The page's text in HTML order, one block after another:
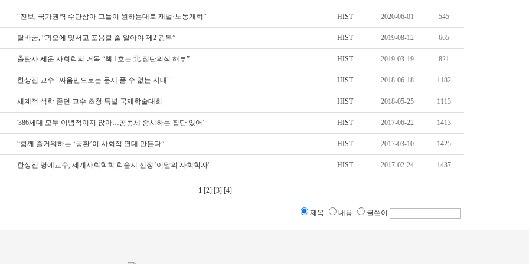
“진보, 국가권력 수단삼아 그들이 원하는대로 재벌·노동개혁” HIST 2020-06-01 545
탈바꿈, “과오에 맞서고 포용할 줄 알아야 제2 광복” HIST 2019-08-12 665
출판사 세운 사회학의 거목 “책 1호는 北 집단의식 해부” HIST 2019-03-19 821
한상진 교수 "싸움만으로는 문제 풀 수 없는 시대" HIST 2018-06-18 1182
세계적 석학 존던 교수 초청 특별 국제학술대회 HIST 2018-05-25 1113
'386세대 모두 이념적이지 않아…공동체 중시하는 집단 있어' HIST 2017-06-22 1413
“함께 즐거워하는 ‘공환’이 사회적 연대 만든다” HIST 2017-03-10 1425
한상진 명예교수, 세계사회학회 학술지 선정 '이달의 사회학자' HIST 2017-02-24 1437
1 [2] [3] [4]
제목 내용 글쓴이